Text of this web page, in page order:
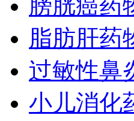
膀胱癌药
脂肪肝药
过敏性鼻
小儿消化